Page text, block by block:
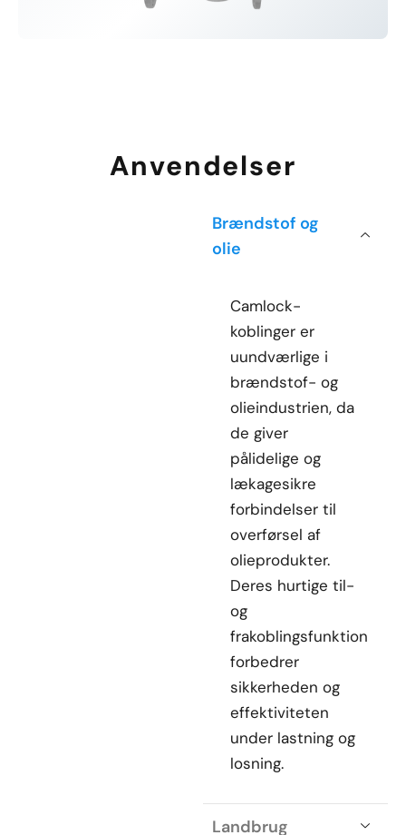
Anvendelser
Brændstof og
olie
Camlock-
koblinger er
uundværlige i
brændstof- og
olieindustrien, da
de giver
pålidelige og
lækagesikre
forbindelser til
overførsel af
olieprodukter.
Deres hurtige til-
og
frakoblingsfunktion
forbedrer
sikkerheden og
effektiviteten
under lastning og
losning.
Landbrug